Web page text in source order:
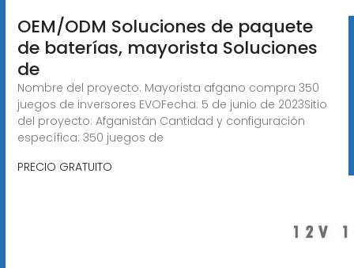
OEM/ODM Soluciones de paquete
de baterías, mayorista Soluciones
de
Nombre del proyecto: Mayorista afgano compra 350
juegos de inversores EVOFecha: 5 de junio de 2023Sitio
del proyecto: Afganistán Cantidad y configuración
específica: 350 juegos de
PRECIO GRATUITO